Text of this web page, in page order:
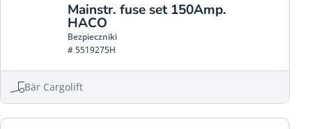
Mainstr. fuse set 150Amp.
HACO
Bezpieczniki
# 5519275H
Bär Cargolift